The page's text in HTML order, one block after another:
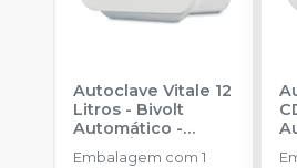
Autoclave Vitale 12
Litros - Bivolt
Automático -
CRISTÓFOLI
Embalagem com 1